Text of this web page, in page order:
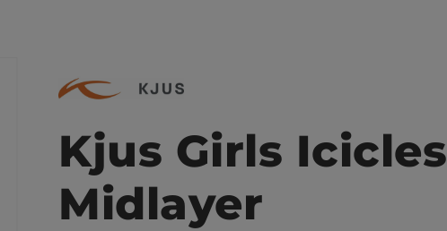
Kjus Girls Icicles
Midlayer